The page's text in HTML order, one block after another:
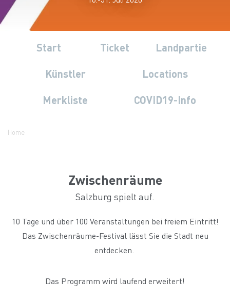
Start Ticket
Landpartie
Künstler
Locations
Merkliste
COVID19-Info
Home
Zwischenräume
Salzburg spielt auf.
10 Tage und über 100 Veranstaltungen bei freiem Eintritt!
Das Zwischenräume-Festival lässt Sie die Stadt neu
entdecken.
Das Programm wird laufend erweitert!